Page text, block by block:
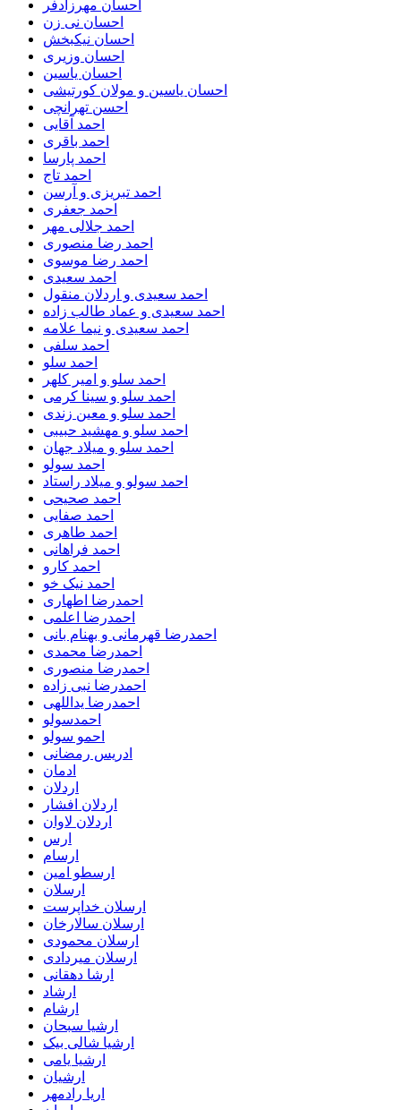
احسان مهرزادفر
احسان نی زن
احسان نیکبخش
احسان وزیری
احسان یاسین
احسان یاسین و مولان کورتیشی
احسن تهرانچی
احمد آقایی
احمد باقری
احمد پارسا
احمد تاج
احمد تبریزی و آرسن
احمد جعفری
احمد جلالی مهر
احمد رضا منصوری
احمد رضا موسوی
احمد سعیدی
احمد سعیدی و اردلان منقول
احمد سعیدی و عماد طالب زاده
احمد سعیدی و نیما علامه
احمد سلفی
احمد سلو
احمد سلو و امیر کلهر
احمد سلو و سینا کرمی
احمد سلو و معین زندی
احمد سلو و مهشید حبیبی
احمد سلو و میلاد جهان
احمد سولو
احمد سولو و میلاد راستاد
احمد صحیحی
احمد صفایی
احمد طاهری
احمد فراهانی
احمد کارو
احمد نیک خو
احمدرضا اطهاری
احمدرضا اعلمی
احمدرضا قهرمانی و بهنام بانی
احمدرضا محمدی
احمدرضا منصوری
احمدرضا نبی زاده
احمدرضا یداللهی
احمدسولو
احمو سولو
ادریس رمضانی
ادمان
اردلان
اردلان افشار
اردلان لاوان
ارس
ارسام
ارسطو امین
ارسلان
ارسلان خداپرست
ارسلان سالارخان
ارسلان محمودی
ارسلان میردادی
ارشا دهقانی
ارشاد
ارشام
ارشیا سبحان
ارشیا شالی بیک
ارشیا یامی
ارشیان
اریا رادمهر